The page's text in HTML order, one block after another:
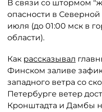
В связи со штормом
опасности в Северной
июля (до 01:00 мск в
области).
Как рассказывал
Финском заливе
западного ветра со
Петербурге ветер
Кронштадта и Дамбы